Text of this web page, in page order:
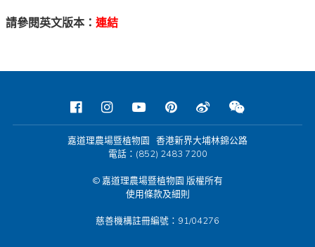
請參閱英文版本： 連結
嘉道理農場暨植物園 香港新界大埔林錦公路
電話：(852) 2483 7200
© 嘉道理農場暨植物園 版權所有
使用條款及細則
慈善機構註冊編號：91/04276